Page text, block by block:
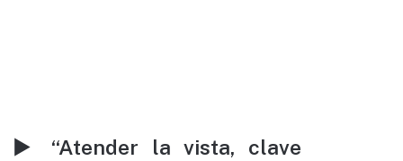
▶️ “Atender la vista, clave